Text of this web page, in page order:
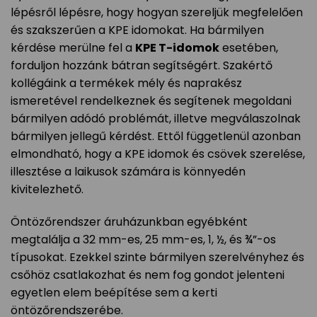
lépésről lépésre, hogy hogyan szereljük megfelelően
és szakszerűen a KPE idomokat. Ha bármilyen
kérdése merülne fel a KPE T-idomokesetében,
forduljon hozzánk bátran segítségért. Szakértő
kollégáink a termékek mély és naprakész
ismeretével rendelkeznek és segítenek megoldani
bármilyen adódó problémát, illetve megválaszolnak
bármilyen jellegű kérdést. Ettől függetlenül azonban
elmondható, hogy a KPE idomok és csövek szerelése,
illesztése a laikusok számára is könnyedén
kivitelezhető.
Öntözőrendszer áruházunkban egyébként
megtalálja a 32 mm-es, 25 mm-es, 1, ½, és ¾”-os
típusokat. Ezekkel szinte bármilyen szerelvényhez és
csőhöz csatlakozhat és nem fog gondot jelenteni
egyetlen elem beépítése sem a kerti
öntözőrendszerébe.